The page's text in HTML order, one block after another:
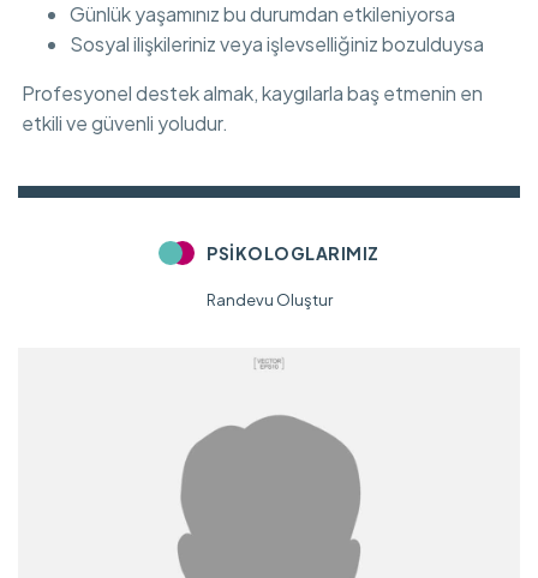
Günlük yaşamınız bu durumdan etkileniyorsa
Sosyal ilişkileriniz veya işlevselliğiniz bozulduysa
Profesyonel destek almak, kaygılarla baş etmenin en
etkili ve güvenli yoludur.
PSIKOLOGLARIMIZ
Randevu Oluştur